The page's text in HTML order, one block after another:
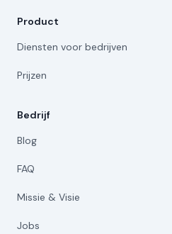
Product
Diensten voor bedrijven
Prijzen
Bedrijf
Blog
FAQ
Missie & Visie
Jobs